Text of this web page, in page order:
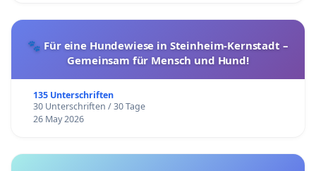
🐾 Für eine Hundewiese in Steinheim-Kernstadt –
Gemeinsam für Mensch und Hund!
135 Unterschriften
30 Unterschriften / 30 Tage
26 May 2026